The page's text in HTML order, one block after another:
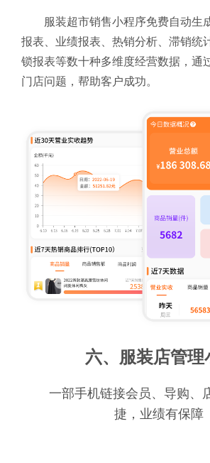
服装超市销售小程序免费自动生
报表、业绩报表、热销分析、滞销统
锁报表等数十种多维度经营数据，通
门店问题，帮助客户成功。
六、服装店管理
一部手机链接会员、导购、
捷，业绩有保障